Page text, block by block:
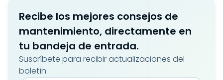
Recibe los mejores consejos de
mantenimiento, directamente en
tu bandeja de entrada.
Suscríbete para recibir actualizaciones del
boletín